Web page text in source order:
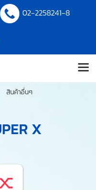
02-2258241-8
สินค้าอื่นๆ
X